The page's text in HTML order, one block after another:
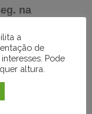
na
às
bem como
objetivo de
correta e
a
de
Pode
altura.